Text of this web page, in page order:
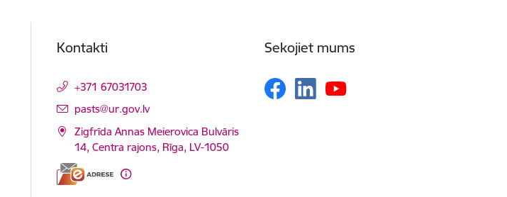
Kontakti
+371 67031703
E-pasts:
pasts@ur.gov.lv
Zigfrīda Annas Meierovica Bulvāris
14, Centra rajons, Rīga, LV-1050
Sekojiet mums